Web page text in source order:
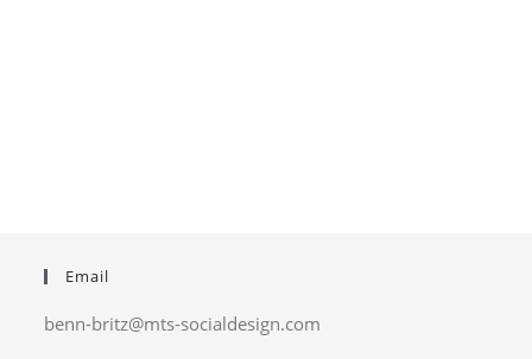
Email
benn-britz@mts-socialdesign.com